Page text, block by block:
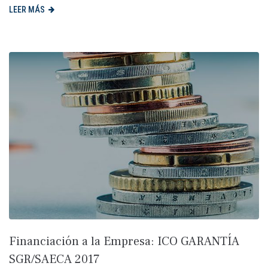
LEER MÁS
Financiación a la Empresa: ICO GARANTÍA
SGR/SAECA 2017